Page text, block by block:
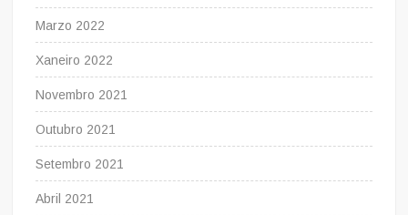
Marzo 2022
Xaneiro 2022
Novembro 2021
Outubro 2021
Setembro 2021
Abril 2021